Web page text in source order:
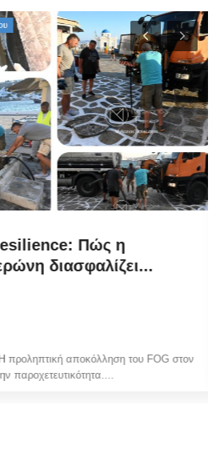
Πώς η
διασφαλίζει...
αποκόλληση του FOG στον
παροχετευτικότητα....